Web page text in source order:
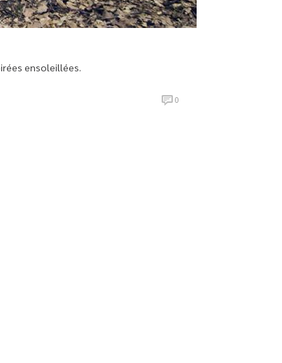
ensoleillées.
0